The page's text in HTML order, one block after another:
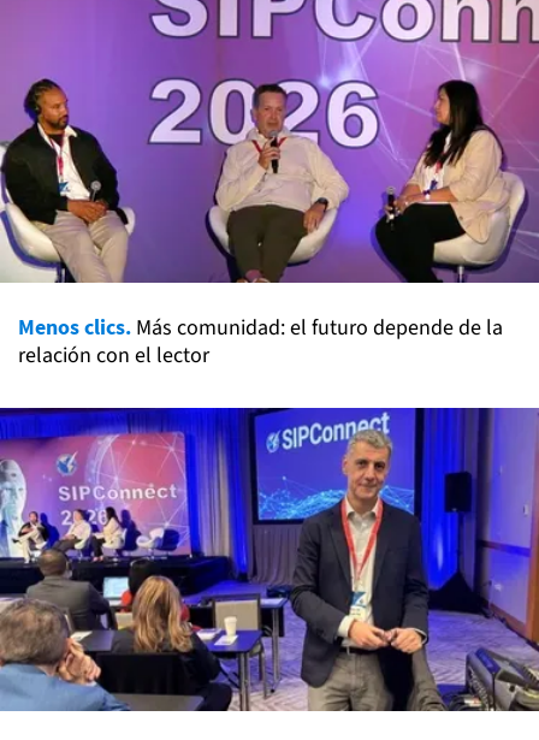
Menos clics. Más comunidad: el futuro depende de la
relación con el lector